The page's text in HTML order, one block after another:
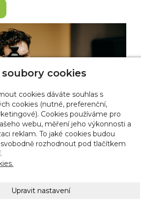
cookies
cookies dáváte souhlas s
cookies (nutné, preferenční,
Cookies používáme pro
webu, měření jeho výkonnosti a
reklam. To jaké cookies budou
rozhodnout pod tlačítkem
Upravit nastavení